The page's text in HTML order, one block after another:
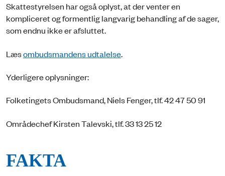
Skattestyrelsen har også oplyst, at der venter en
kompliceret og formentlig langvarig behandling af de sager,
som endnu ikke er afsluttet.
Læsombudsmandens udtalelse.
Yderligere oplysninger:
Folketingets Ombudsmand, Niels Fenger, tlf. 42 47 50 91
Områdechef Kirsten Talevski, tlf. 33 13 25 12
FAKTA